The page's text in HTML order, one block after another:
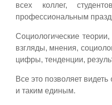
всех коллег,
профессиональным
Социологические
взгляды, мнения,
цифры, тенденции,
Все это позволяет
и таким единым.